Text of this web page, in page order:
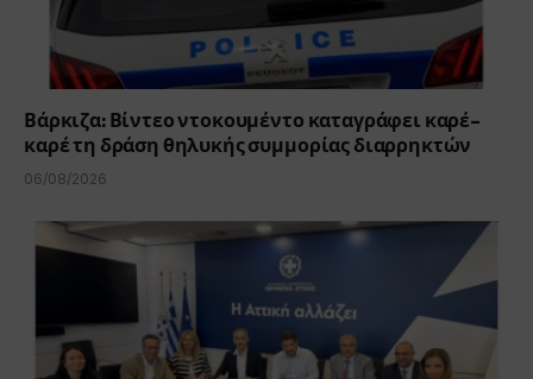
Βάρκιζα: Βίντεο ντοκουμέντο καταγράφει καρέ-
καρέ τη δράση θηλυκής συμμορίας διαρρηκτών
06/08/2026